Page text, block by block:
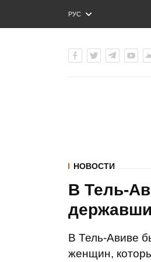
РУС
ENG
НОВОСТИ
В Тель-
В Тель-Авиве
женщин,